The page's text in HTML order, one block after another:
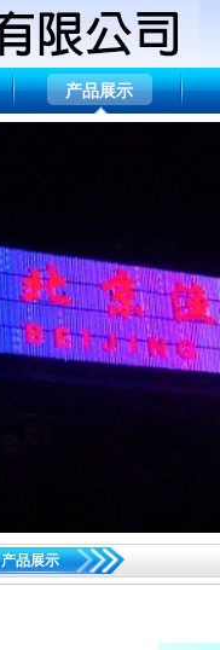
产品展示
产品展示